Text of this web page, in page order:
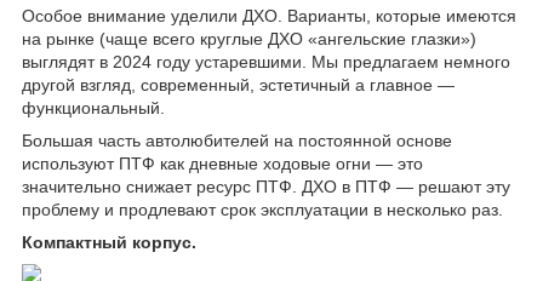
Особое внимание уделили ДХО. Варианты, которые имеются
на рынке (чаще всего круглые ДХО «ангельские глазки»)
выглядят в 2024 году устаревшими. Мы предлагаем немного
другой взгляд, современный, эстетичный а главное —
функциональный.
Большая часть автолюбителей на постоянной основе
используют ПТФ как дневные ходовые огни — это
значительно снижает ресурс ПТФ. ДХО в ПТФ — решают эту
проблему и продлевают срок эксплуатации в несколько раз.
Компактный корпус.